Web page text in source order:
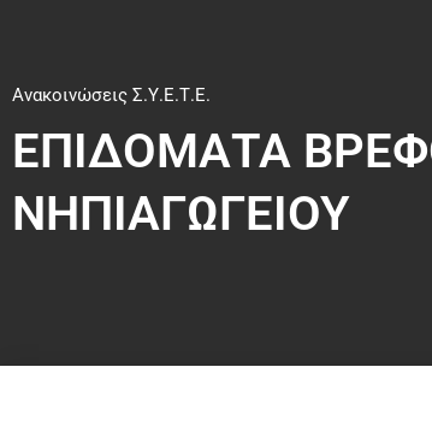
Ανακοινώσεις Σ.Υ.Ε.Τ.Ε.
ΕΠΙΔΟΜΑΤΑ
ΝΗΠΙΑΓΩΓΕΙΟΥ